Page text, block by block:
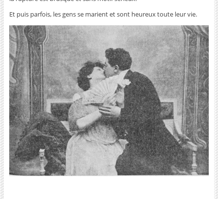
Et puis parfois, les gens se marient et sont heureux toute leur vie.